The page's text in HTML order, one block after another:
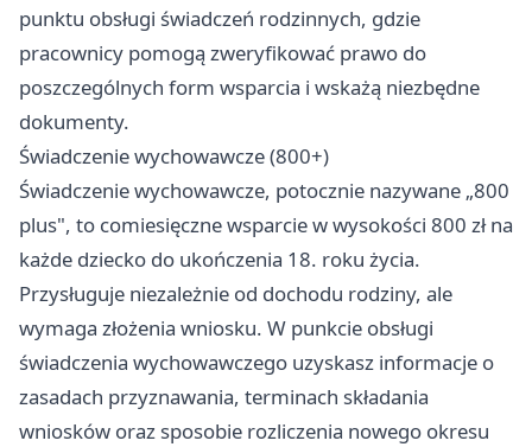
punktu obsługi świadczeń rodzinnych, gdzie
pracownicy pomogą zweryfikować prawo do
poszczególnych form wsparcia i wskażą niezbędne
dokumenty.
Świadczenie wychowawcze (800+)
Świadczenie wychowawcze, potocznie nazywane „800
plus", to comiesięczne wsparcie w wysokości 800 zł na
każde dziecko do ukończenia 18. roku życia.
Przysługuje niezależnie od dochodu rodziny, ale
wymaga złożenia wniosku. W punkcie obsługi
świadczenia wychowawczego uzyskasz informacje o
zasadach przyznawania, terminach składania
wniosków oraz sposobie rozliczenia nowego okresu